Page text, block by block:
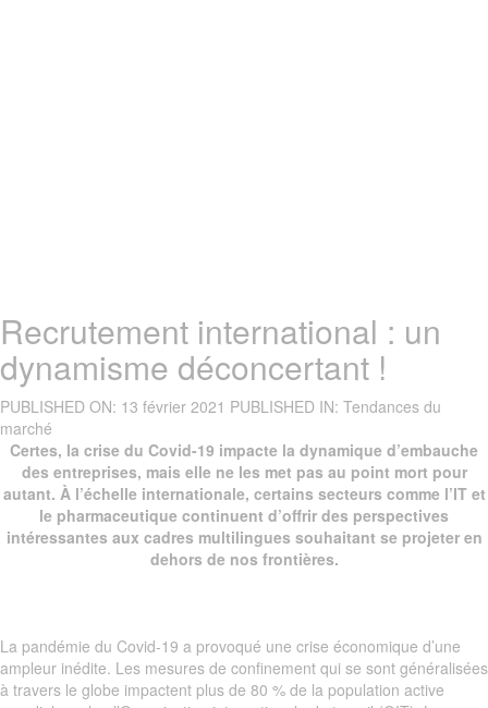
Recrutement international : un
dynamisme déconcertant !
PUBLISHED ON: 13 février 2021 PUBLISHED IN: Tendances du
marché
Certes, la crise du Covid-19 impacte la dynamique d’embauche
des entreprises, mais elle ne les met pas au point mort pour
autant. À l’échelle internationale, certains secteurs comme l’IT et
le pharmaceutique continuent d’offrir des perspectives
intéressantes aux cadres multilingues souhaitant se projeter en
dehors de nos frontières.
La pandémie du Covid-19 a provoqué une crise économique d’une
ampleur inédite. Les mesures de confinement qui se sont généralisées
à travers le globe impactent plus de 80 % de la population active